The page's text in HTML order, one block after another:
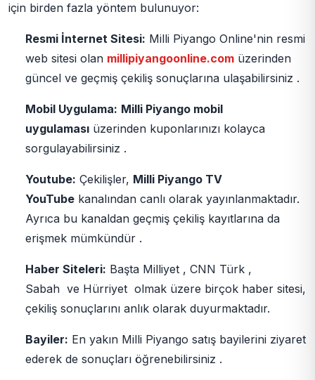
için birden fazla yöntem bulunuyor:
Resmi İnternet Sitesi: Milli Piyango Online'nin resmi
web sitesi olan millipiyangoonline.com üzerinden
güncel ve geçmiş çekiliş sonuçlarına ulaşabilirsiniz .
Mobil Uygulama: Milli Piyango mobil
uygulaması üzerinden kuponlarınızı kolayca
sorgulayabilirsiniz .
Youtube: Çekilişler, Milli Piyango TV
YouTube kanalından canlı olarak yayınlanmaktadır.
Ayrıca bu kanaldan geçmiş çekiliş kayıtlarına da
erişmek mümkündür .
Haber Siteleri: Başta Milliyet , CNN Türk ,
Sabah ve Hürriyet olmak üzere birçok haber sitesi,
çekiliş sonuçlarını anlık olarak duyurmaktadır.
Bayiler: En yakın Milli Piyango satış bayilerini ziyaret
ederek de sonuçları öğrenebilirsiniz .